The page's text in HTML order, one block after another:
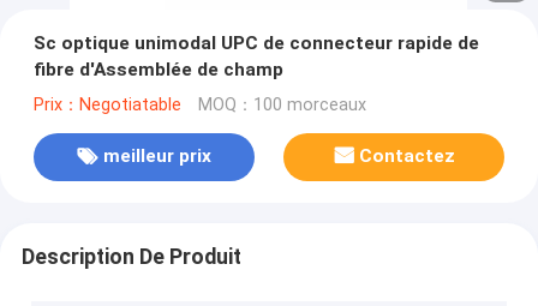
Sc optique unimodal UPC de connecteur rapide de
fibre d'Assemblée de champ
Prix：Negotiatable MOQ：100 morceaux
meilleur prix Contactez
Description De Produit